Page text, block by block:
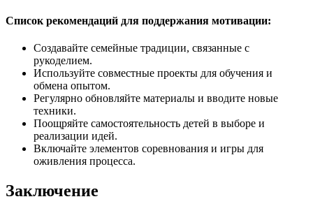
Список рекомендаций для поддержания мотивации:
Создавайте семейные традиции, связанные с
рукоделием.
Используйте совместные проекты для обучения и
обмена опытом.
Регулярно обновляйте материалы и вводите новые
техники.
Поощряйте самостоятельность детей в выборе и
реализации идей.
Включайте элементов соревнования и игры для
оживления процесса.
Заключение